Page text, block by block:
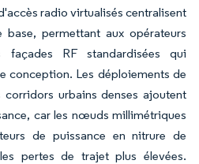
radio virtualisés centralisent
permettant aux opérateurs
RF standardisées qui
conception. Les déploiements de
urbains denses ajoutent
car les nœuds millimétriques
de puissance en nitrure de
pertes de trajet plus élevées.